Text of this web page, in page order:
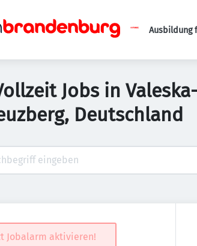
Ausbildung
Jobs in
Deutschland
Jobalarm aktivieren!